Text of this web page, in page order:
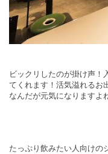
ビックリしたのが掛け声！
てくれます！活気溢れるお
なんだが元気になりますよ
たっぷり飲みたい人向けの